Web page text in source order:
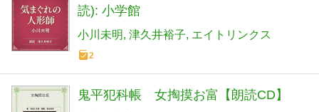
読): 小学館
小川未明 津久井裕子 エイトリンクス
2
鬼平犯科帳 女掏摸お富【朗読CD】